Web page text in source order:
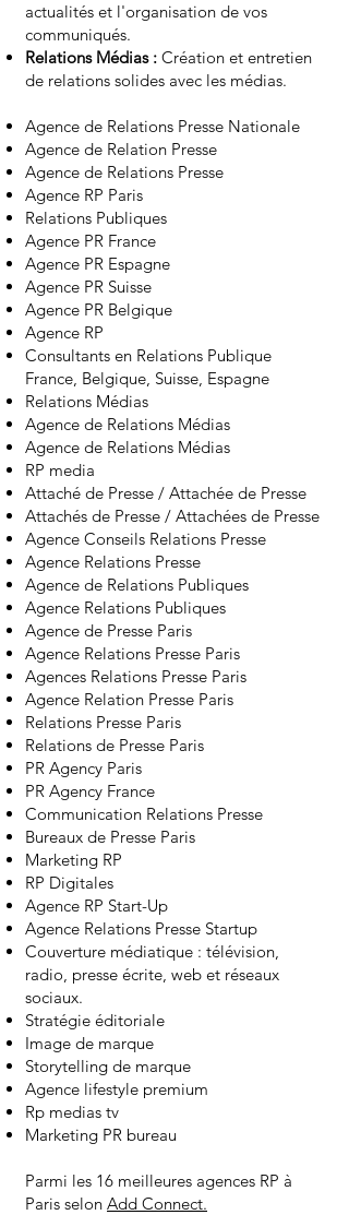
actualités et l'organisation de vos
communiqués.
Relations Médias : Création et entretien
de relations solides avec les médias.
Agence de Relations Presse Nationale
Agence de Relation Presse
Agence de Relations Presse
Agence RP Paris
Relations Publiques
Agence PR France
Agence PR Espagne
Agence PR Suisse
Agence PR Belgique
Agence RP
Consultants en Relations Publique
France, Belgique, Suisse, Espagne
Relations Médias
Agence de Relations Médias
Agence de Relations Médias
RP media
Attaché de Presse / Attachée de Presse
Attachés de Presse / Attachées de Presse
Agence Conseils Relations Presse
Agence Relations Presse
Agence de Relations Publiques
Agence Relations Publiques
Agence de Presse Paris
Agence Relations Presse Paris
Agences Relations Presse Paris
Agence Relation Presse Paris
Relations Presse Paris
Relations de Presse Paris
PR Agency Paris
PR Agency France
Communication Relations Presse
Bureaux de Presse Paris
Marketing RP
RP Digitales
Agence RP Start-Up
Agence Relations Presse Startup
Couverture médiatique : télévision,
radio, presse écrite, web et réseaux
sociaux.
Stratégie éditoriale
Image de marque
Storytelling de marque
Agence lifestyle premium
Rp medias tv
Marketing PR bureau
Parmi les 16 meilleures agences RP à
Paris selon Add Connect.